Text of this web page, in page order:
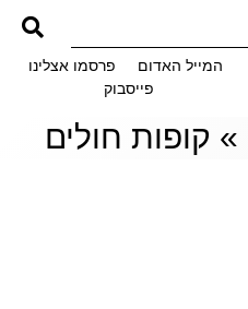
המייל האדום
פרסמו אצלינו
פייסבוק
» קופות חולים